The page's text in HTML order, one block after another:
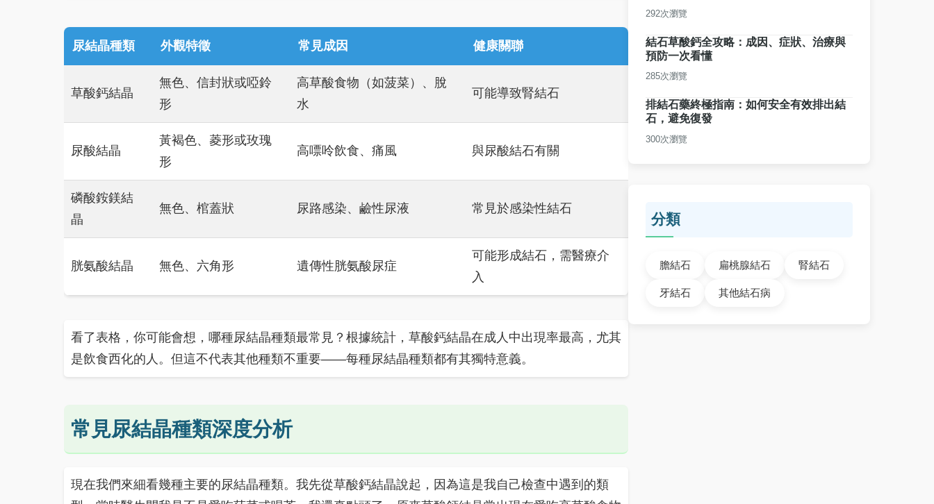
尿結晶種類 外觀特徵 常見成因 健康關聯
草酸鈣結晶
無色、信封狀或啞鈴
形
高草酸食物（如菠菜）、脫
水
可能導致腎結石
尿酸結晶
黃褐色、菱形或玫瑰
形
高嘌呤飲食、痛風 與尿酸結石有關
磷酸銨鎂結
晶
無色、棺蓋狀 尿路感染、鹼性尿液 常見於感染性結石
胱氨酸結晶 無色、六角形 遺傳性胱氨酸尿症
可能形成結石，需醫療介
入
看了表格，你可能會想，哪種尿結晶種類最常見？根據統計，草酸鈣結晶在成人中出現率最高，尤其
是飲食西化的人。但這不代表其他種類不重要——每種尿結晶種類都有其獨特意義。
常見尿結晶種類深度分析
現在我們來細看幾種主要的尿結晶種類。我先從草酸鈣結晶說起，因為這是我自己檢查中遇到的類
292次瀏覽
結石草酸鈣全攻略：成因、症狀、治療與
預防一次看懂
285次瀏覽
排結石藥終極指南：如何安全有效排出結
石，避免復發
300次瀏覽
分類
膽結石 扁桃腺結石 腎結石
牙結石 其他結石病